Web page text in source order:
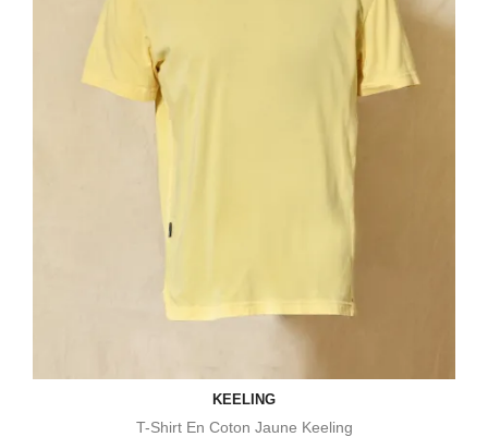
KEELING
T-Shirt En Coton Jaune Keeling